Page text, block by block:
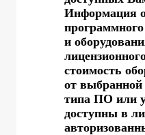
Информация
и
стоимость
от
типа ПО или
доступны в